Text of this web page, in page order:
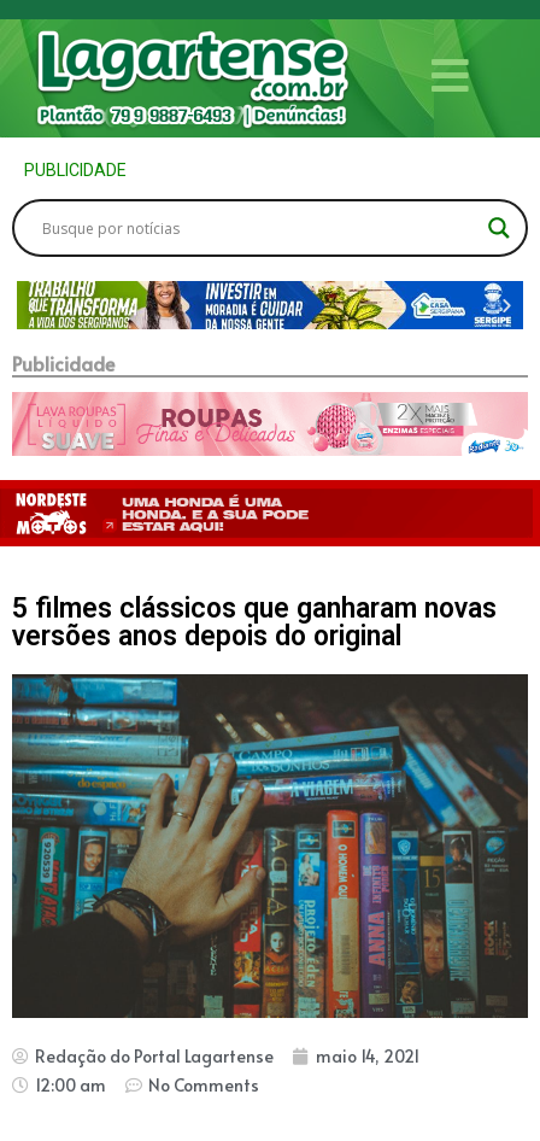
PUBLICIDADE
Publicidade
5 filmes clássicos que ganharam novas
versões anos depois do original
Redação do Portal Lagartense
maio 14, 2021
12:00 am
No Comments